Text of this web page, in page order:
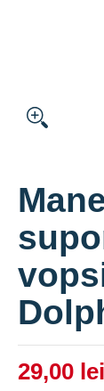
29,00 lei